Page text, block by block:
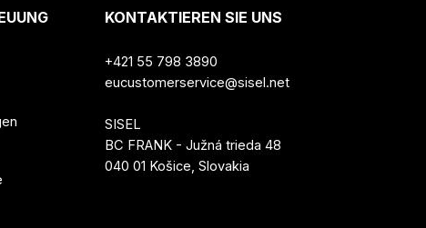
KONTAKTIEREN SIE UNS
+421 55 798 3890
eucustomerservice@sisel.net
SISEL
BC FRANK - Južná trieda 48
040 01 Košice, Slovakia